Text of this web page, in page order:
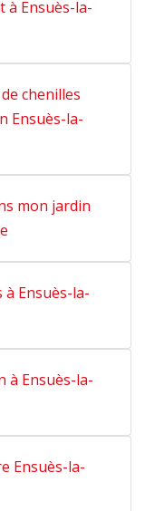
à Ensuès-la-
chenilles
Ensuès-la-
mon jardin
Ensuès-la-
à Ensuès-la-
Ensuès-la-